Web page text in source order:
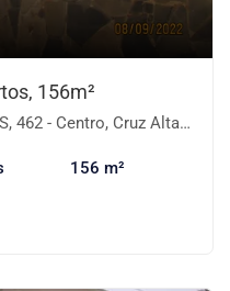
156m²
- Centro, Cruz Alta-RS
156 m²